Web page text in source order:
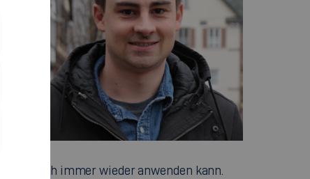
ich immer wieder anwenden kann.